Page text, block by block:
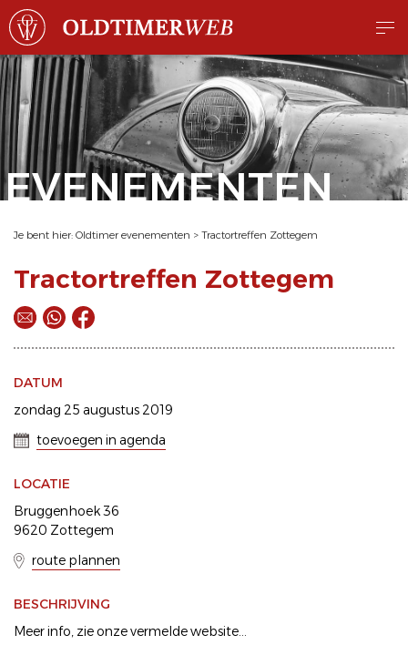
EVENEMENTEN
Je bent hier: Oldtimer evenementen > Tractortreffen Zottegem
Tractortreffen Zottegem
DATUM
zondag 25 augustus 2019
toevoegen in agenda
LOCATIE
Bruggenhoek 36
9620 Zottegem
route plannen
BESCHRIJVING
Meer info, zie onze vermelde website...